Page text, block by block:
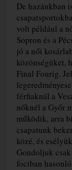
De hazánkban
volt például a
Sopron és a
jó a női
közönségüket,
Final Fourig.
férfiaknál a
nőknél a Győr
működik, arra
csapatunk
közé, és
Gondoljuk
fociban